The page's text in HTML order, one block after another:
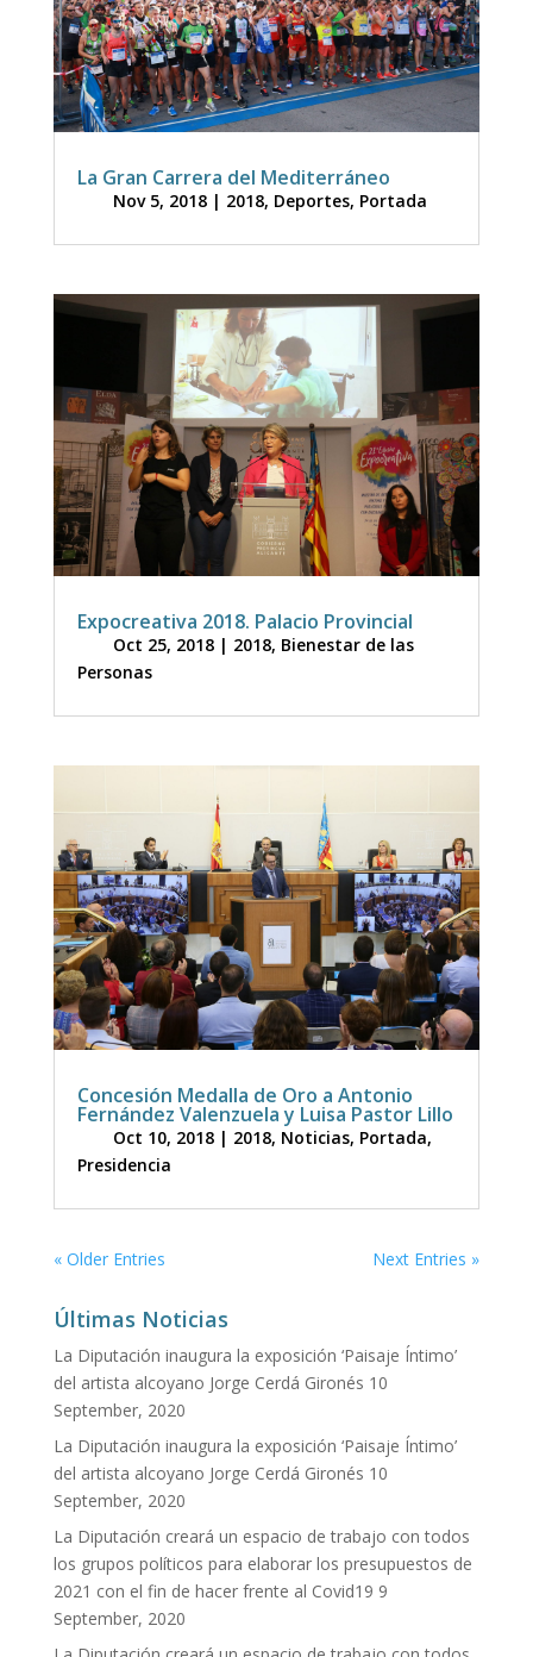
La Gran Carrera del Mediterráneo
Nov 5, 2018| 2018, Deportes, Portada
Expocreativa 2018. Palacio Provincial
Oct 25, 2018| 2018, Bienestar de las
Personas
Concesión Medalla de Oro a Antonio
Fernández Valenzuela y Luisa Pastor Lillo
Oct 10, 2018| 2018, Noticias, Portada,
Presidencia
« Older Entries Next Entries »
Últimas Noticias
La Diputación inaugura la exposición ‘Paisaje Íntimo’
del artista alcoyano Jorge Cerdá Gironés 10
September, 2020
La Diputación inaugura la exposición ‘Paisaje Íntimo’
del artista alcoyano Jorge Cerdá Gironés 10
September, 2020
La Diputación creará un espacio de trabajo con todos
los grupos políticos para elaborar los presupuestos de
2021 con el fin de hacer frente al Covid19 9
September, 2020